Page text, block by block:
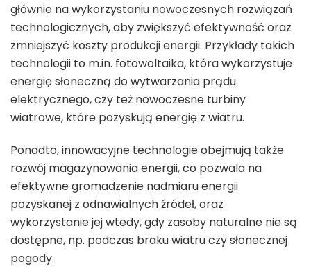
głównie na wykorzystaniu nowoczesnych rozwiązań
technologicznych, aby zwiększyć efektywność oraz
zmniejszyć koszty produkcji energii. Przykłady takich
technologii to m.in. fotowoltaika, która wykorzystuje
energię słoneczną do wytwarzania prądu
elektrycznego, czy też nowoczesne turbiny
wiatrowe, które pozyskują energię z wiatru.
Ponadto, innowacyjne technologie obejmują także
rozwój magazynowania energii, co pozwala na
efektywne gromadzenie nadmiaru energii
pozyskanej z odnawialnych źródeł, oraz
wykorzystanie jej wtedy, gdy zasoby naturalne nie są
dostępne, np. podczas braku wiatru czy słonecznej
pogody.